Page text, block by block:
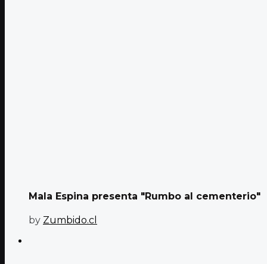
Mala Espina presenta "Rumbo al cementerio"
by Zumbido.cl